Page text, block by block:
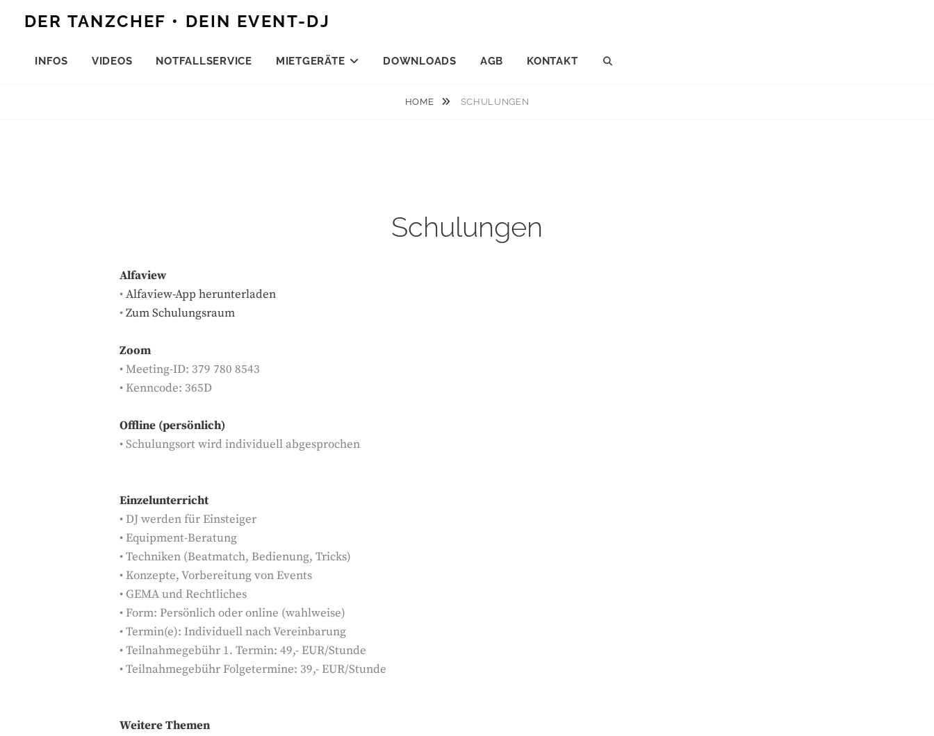
DER TANZCHEF • DEIN EVENT-DJ
INFOS VIDEOS NOTFALLSERVICE MIETGERÄTE DOWNLOADS AGB KONTAKT
HOME SCHULUNGEN
Schulungen
Alfaview
•Alfaview-App herunterladen
•Zum Schulungsraum
Zoom
• Meeting-ID: 379 780 8543
• Kenncode: 365D
Offline (persönlich)
• Schulungsort wird individuell abgesprochen
Einzelunterricht
• DJ werden für Einsteiger
• Equipment-Beratung
• Techniken (Beatmatch, Bedienung, Tricks)
• Konzepte, Vorbereitung von Events
• GEMA und Rechtliches
• Form: Persönlich oder online (wahlweise)
• Termin(e): Individuell nach Vereinbarung
• Teilnahmegebühr 1. Termin: 49,- EUR/Stunde
• Teilnahmegebühr Folgetermine: 39,- EUR/Stunde
Weitere Themen